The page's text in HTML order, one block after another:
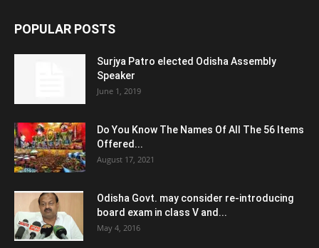
POPULAR POSTS
Surjya Patro elected Odisha Assembly
Speaker
June 1, 2019
Do You Know The Names Of All The 56 Items
Offered...
August 17, 2021
Odisha Govt. may consider re-introducing
board exam in class V and...
May 4, 2016